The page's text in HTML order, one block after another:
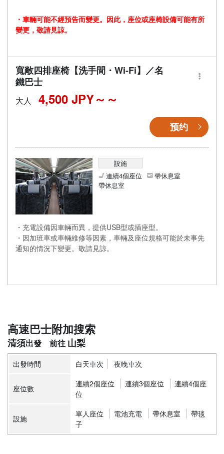
・車輛可能不經預告而變更。因此，座位或座椅設備可能有所
變更，敬請見諒。
寬敞四排座椅【洗手間・Wi-Fi】／名
鐵巴士
大人 4,500 JPY～
预约
設施
連續4個座位
帶休息室
帶休息室
・充電設備因車輛而異，提供USB型或插座型。
・因加班車或車輛維修等因素，車輛及座位規格可能於未事先
通知的情況下變更。敬請見諒。
高速巴士附加搜索
清須 山梨
出發時間 白天車次 夜晚車次
座位數 連續2個座位 連續3個座位
連續4個座
位
設施 單人座位 電池充電 帶休息室
帶毯
子